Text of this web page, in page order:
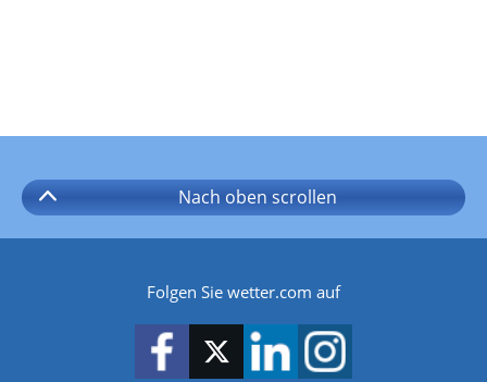
Nach oben scrollen
Folgen Sie wetter.com auf